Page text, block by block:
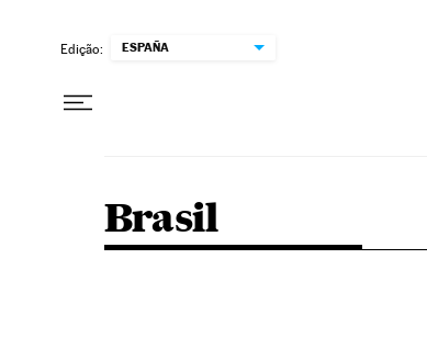
Edição: ESPAÑA
Brasil